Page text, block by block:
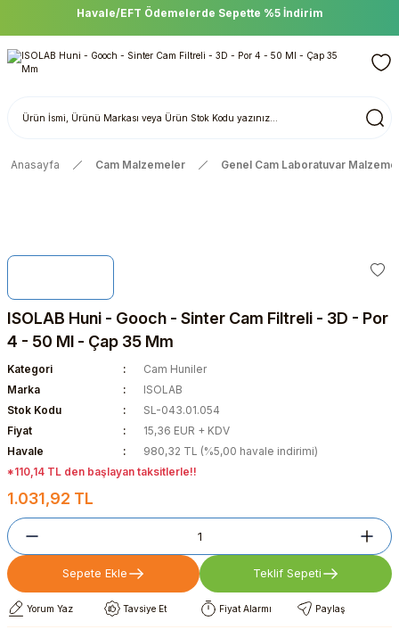
Havale/EFT Ödemelerde Sepette %5 İndirim
Anasayfa Cam Malzemeler Genel Cam Laboratuvar
ISOLAB Huni - Gooch - Sinter Cam Filtreli - 3D - Por
4 - 50 Ml - Çap 35 Mm
Kategori
Cam Huniler
Marka
ISOLAB
Stok Kodu
SL-043.01.054
Fiyat
15,36 EUR + KDV
Havale
980,32 TL (%5,00 havale indirimi)
*110,14 TL den başlayan taksitlerle!!
1.031,92 TL
Sepete Ekle Teklif Sepeti
Yorum Yaz Tavsiye Et Fiyat Alarmı Paylaş